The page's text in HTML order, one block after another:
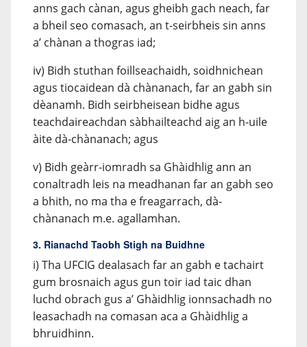
anns gach cànan, agus gheibh gach neach, far
a bheil seo comasach, an t-seirbheis sin anns
a’ chànan a thogras iad;
iv) Bidh stuthan foillseachaidh, soidhnichean
agus tiocaidean dà chànanach, far an gabh sin
dèanamh. Bidh seirbheisean bidhe agus
teachdaireachdan sàbhailteachd aig an h-uile
àite dà-chànanach; agus
v) Bidh geàrr-iomradh sa Ghàidhlig ann an
conaltradh leis na meadhanan far an gabh seo
a bhith, no ma tha e freagarrach, dà-
chànanach m.e. agallamhan.
3. Rianachd Taobh Stigh na Buidhne
i) Tha UFCIG dealasach far an gabh e tachairt
gum brosnaich agus gun toir iad taic dhan
luchd obrach gus a’ Ghàidhlig ionnsachadh no
leasachadh na comasan aca a Ghàidhlig a
bhruidhinn.